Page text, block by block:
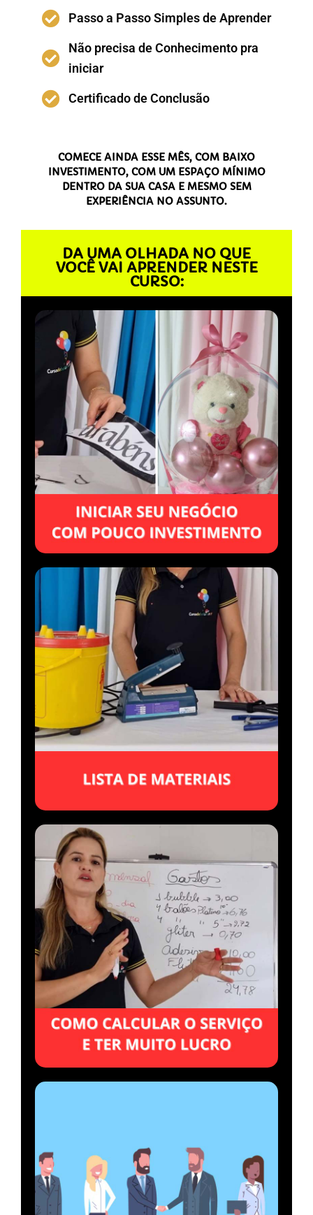
Passo a Passo Simples de Aprender
Não precisa de Conhecimento pra
iniciar
Certificado de Conclusão
COMECE AINDA ESSE MÊS, COM BAIXO
INVESTIMENTO, COM UM ESPAÇO MÍNIMO
DENTRO DA SUA CASA E MESMO SEM
EXPERIÊNCIA NO ASSUNTO.
DA UMA OLHADA NO QUE
VOCÊ VAI APRENDER NESTE
CURSO: